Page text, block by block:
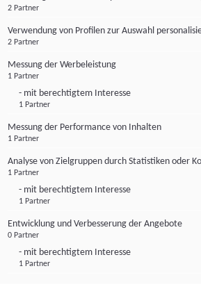
2 Partner
Verwendung von Profilen zur Auswahl
2 Partner
Messung der Werbeleistung
1 Partner
- mit berechtigtem Interesse
1 Partner
Messung der Performance von Inhalten
1 Partner
Analyse von Zielgruppen durch Statistiken oder
1 Partner
- mit berechtigtem Interesse
1 Partner
Entwicklung und Verbesserung der Angebote
0 Partner
- mit berechtigtem Interesse
1 Partner